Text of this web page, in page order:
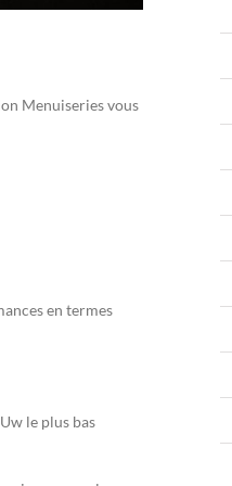
Menuiseries vous
en termes
le plus bas